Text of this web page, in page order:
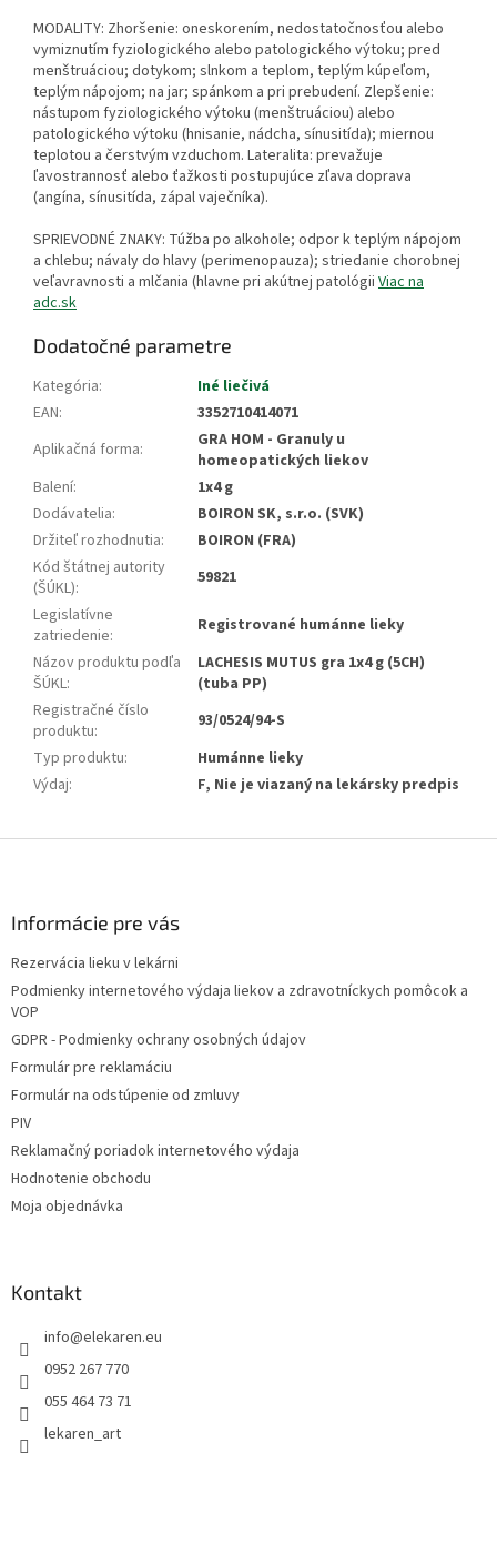
MODALITY: Zhoršenie: oneskorením, nedostatočnosťou alebo
vymiznutím fyziologického alebo patologického výtoku; pred
menštruáciou; dotykom; slnkom a teplom, teplým kúpeľom,
teplým nápojom; na jar; spánkom a pri prebudení. Zlepšenie:
nástupom fyziologického výtoku (menštruáciou) alebo
patologického výtoku (hnisanie, nádcha, sínusitída); miernou
teplotou a čerstvým vzduchom. Lateralita: prevažuje
ľavostrannosť alebo ťažkosti postupujúce zľava doprava
(angína, sínusitída, zápal vaječníka).
SPRIEVODNÉ ZNAKY: Túžba po alkohole; odpor k teplým nápojom
a chlebu; návaly do hlavy (perimenopauza); striedanie chorobnej
veľavravnosti a mlčania (hlavne pri akútnej patológii Viac na
adc.sk
Dodatočné parametre
Kategória:
Iné liečivá
EAN:
3352710414071
Aplikačná forma:
GRA HOM - Granuly u
homeopatických liekov
Balení:
1x4 g
Dodávatelia:
BOIRON SK, s.r.o. (SVK)
Držiteľ rozhodnutia:
BOIRON (FRA)
Kód štátnej autority
(ŠÚKL):
59821
Legislatívne
zatriedenie:
Registrované humánne lieky
Názov produktu podľa
ŠÚKL:
LACHESIS MUTUS gra 1x4 g (5CH)
(tuba PP)
Registračné číslo
produktu:
93/0524/94-S
Typ produktu:
Humánne lieky
Výdaj: F, Nie je viazaný na lekársky predpis
Informácie pre vás
Rezervácia lieku v lekárni
Podmienky internetového výdaja liekov a zdravotníckych pomôcok a
VOP
GDPR - Podmienky ochrany osobných údajov
Formulár pre reklamáciu
Formulár na odstúpenie od zmluvy
PIV
Reklamačný poriadok internetového výdaja
Hodnotenie obchodu
Moja objednávka
Kontakt
info@elekaren.eu
0952 267 770
055 464 73 71
lekaren_art